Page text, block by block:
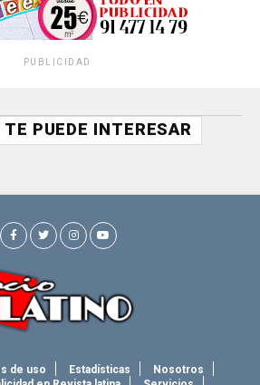
PUBLICIDAD
PUEDE INTERESAR
de uso Estadísticas
Nosotros